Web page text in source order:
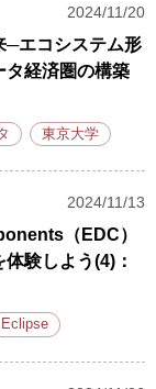
2024/11/20
─エコシステム形
タ経済圏の構築
東京大学
2024/11/13
（EDC）
験しよう(4)：
Eclipse